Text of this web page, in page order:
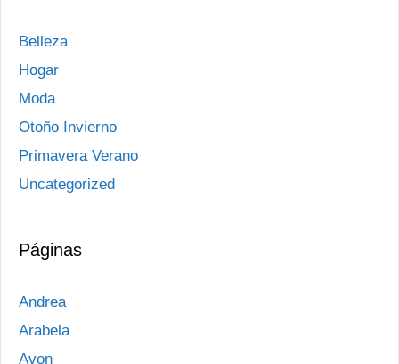
Belleza
Hogar
Moda
Otoño Invierno
Primavera Verano
Uncategorized
Páginas
Andrea
Arabela
Avon